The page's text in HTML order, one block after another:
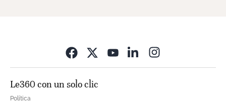
Le360 con un solo clic
Política